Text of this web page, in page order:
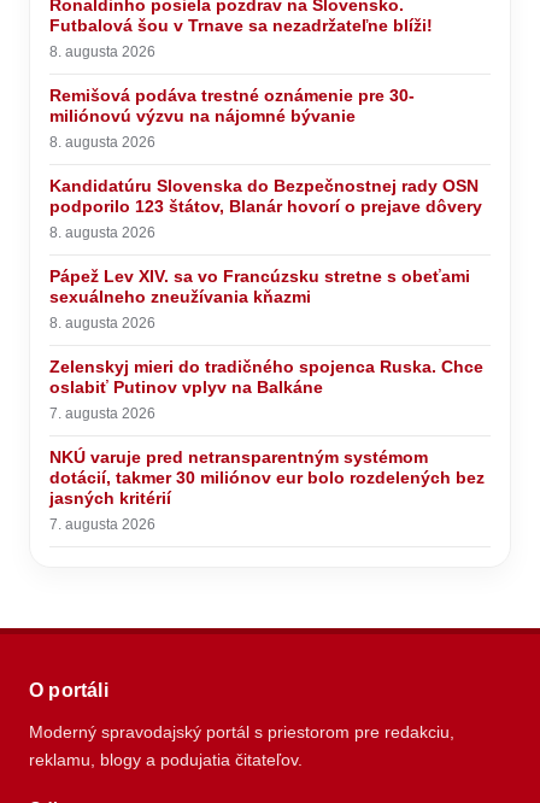
Ronaldinho posiela pozdrav na Slovensko.
Futbalová šou v Trnave sa nezadržateľne blíži!
8. augusta 2026
Remišová podáva trestné oznámenie pre 30-
miliónovú výzvu na nájomné bývanie
8. augusta 2026
Kandidatúru Slovenska do Bezpečnostnej rady OSN
podporilo 123 štátov, Blanár hovorí o prejave dôvery
8. augusta 2026
Pápež Lev XIV. sa vo Francúzsku stretne s obeťami
sexuálneho zneužívania kňazmi
8. augusta 2026
Zelenskyj mieri do tradičného spojenca Ruska. Chce
oslabiť Putinov vplyv na Balkáne
7. augusta 2026
NKÚ varuje pred netransparentným systémom
dotácií, takmer 30 miliónov eur bolo rozdelených bez
jasných kritérií
7. augusta 2026
O portáli
Moderný spravodajský portál s priestorom pre redakciu,
reklamu, blogy a podujatia čitateľov.